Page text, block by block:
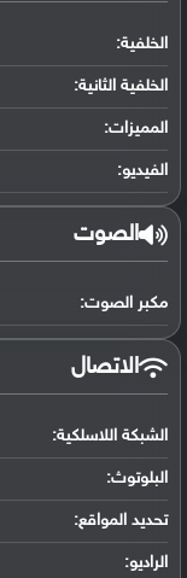
الخلفية:
الخلفية الثانية:
المميزات:
الفيديو:
الصوت
مكبر الصوت:
الاتصال
الشبكة اللاسلكية:
البلوتوث:
تحديد المواقع:
الراديو: